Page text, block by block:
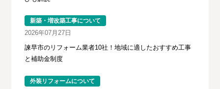
新築・増改築工事について
2026年07月27日
諫早市のリフォーム業者10社！地域に適したおすすめ工事
と補助金制度
外装リフォームについて